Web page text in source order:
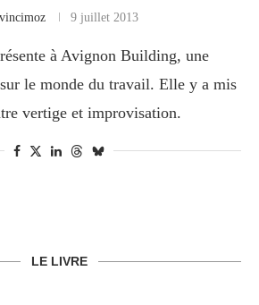
vincimoz 9 juillet 2013
à Avignon Building, une
le monde du travail. Elle y a mis
vertige et improvisation.
LE LIVRE